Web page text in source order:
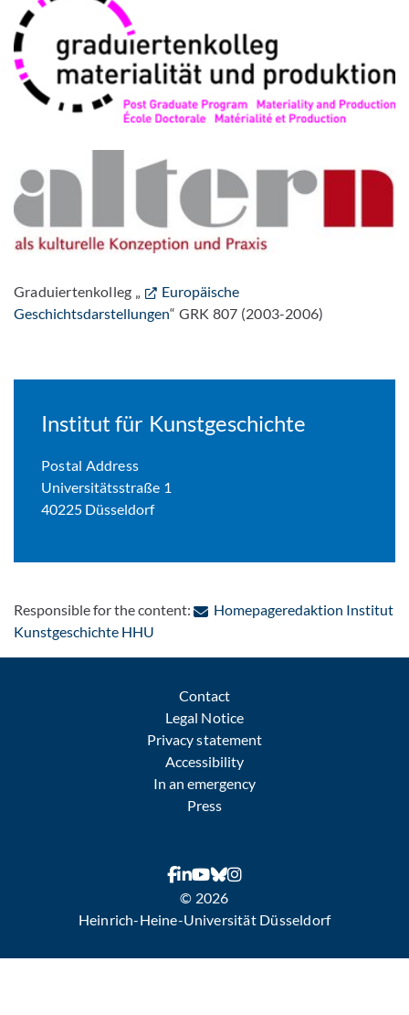
Graduiertenkolleg „
Europäische
Geschichtsdarstellungen“ GRK 807 (2003-2006)
Institut für Kunstgeschichte
Postal Address
Universitätsstraße 1
40225 Düsseldorf
Responsible for the content:
Homepageredaktion Institut
Kunstgeschichte HHU
Contact
Legal Notice
Privacy statement
Accessibility
In an emergency
Press
© 2026
Heinrich-Heine-Universität Düsseldorf